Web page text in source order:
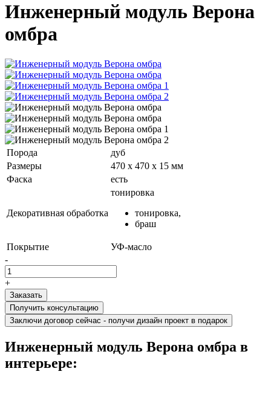
Инженерный модуль Верона
омбра
Порода
дуб
Размеры
470 х 470 х 15 мм
Фаска
есть
Декоративная обработка
тонировка
тонировка,
браш
Покрытие
УФ-масло
-
+
Получить консультацию
Заключи договор сейчас - получи дизайн проект в подарок
Инженерный модуль Верона омбра в
интерьере: